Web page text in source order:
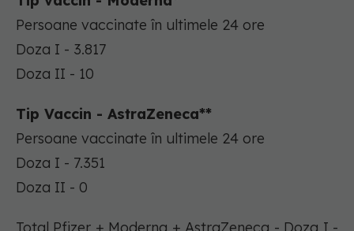
Persoane vaccinate în ultimele 24 ore
Doza I - 3.817
Doza II - 10
Tip Vaccin - AstraZeneca**
Persoane vaccinate în ultimele 24 ore
Doza I - 7.351
Doza II - 0